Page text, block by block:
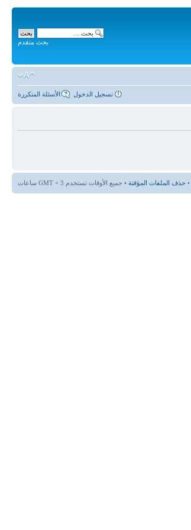
بحث متقدم
الأسئلة المتكررة تسجيل الدخول
• حذف الملفات المؤقتة • جميع الأوقات تستخدم GMT + 3 ساعات